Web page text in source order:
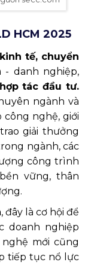
HCM 2025
tế, chuyển
danh nghiệp,
tác đầu tư.
ngành và
công nghệ, giới
giải thưởng
ngành, các
công trình
vững, thân
, đây là cơ hội để
doanh nghiệp
mới cũng
tiếp tục nổ lực